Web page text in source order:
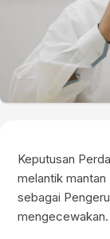
Keputusan
melantik mantan
sebagai
mengecewakan.